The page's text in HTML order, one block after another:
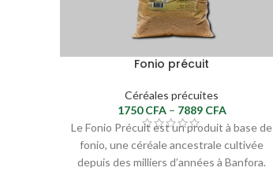
Fonio précuit
Céréales précuites
1750CFA– 7889 CFA
Le Fonio Précuit est un produit à base de
fonio, une céréale ancestrale cultivée
depuis des milliers d’années à Banfora.